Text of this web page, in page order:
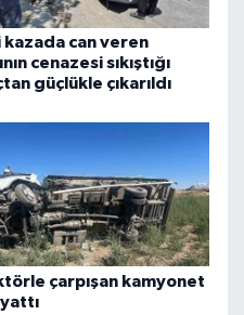
kazada can veren
cenazesi sıkıştığı
güçlükle çıkarıldı
çarpışan kamyonet